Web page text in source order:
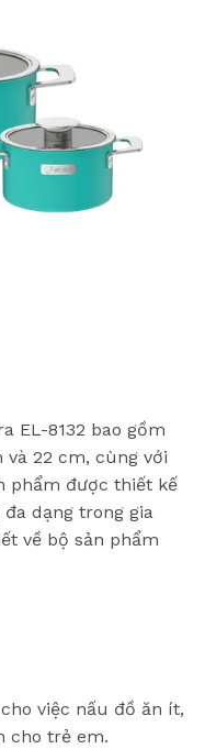
EL-8132 bao gồm
22 cm, cùng với
phẩm được thiết kế
dạng trong gia
về bộ sản phẩm
việc nấu đồ ăn ít,
cho trẻ em.